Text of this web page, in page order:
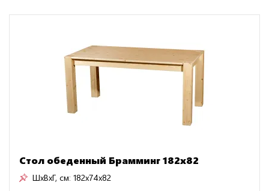
Стол обеденный Брамминг 182х82
ШxВxГ, см: 182x74x82